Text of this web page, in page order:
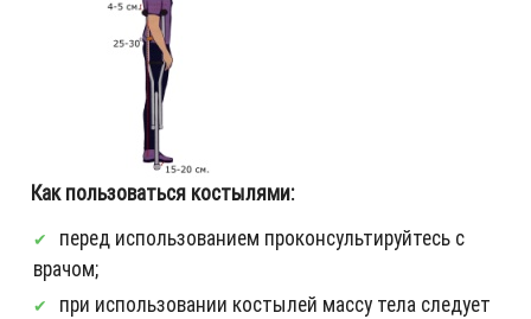
Как пользоваться костылями:
перед использованием проконсультируйтесь с
врачом;
при использовании костылей массу тела следует